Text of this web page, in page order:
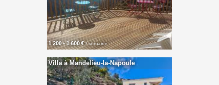
1 200 - 1 600 €/ semaine
Villa à Mandelieu-la-Napoule